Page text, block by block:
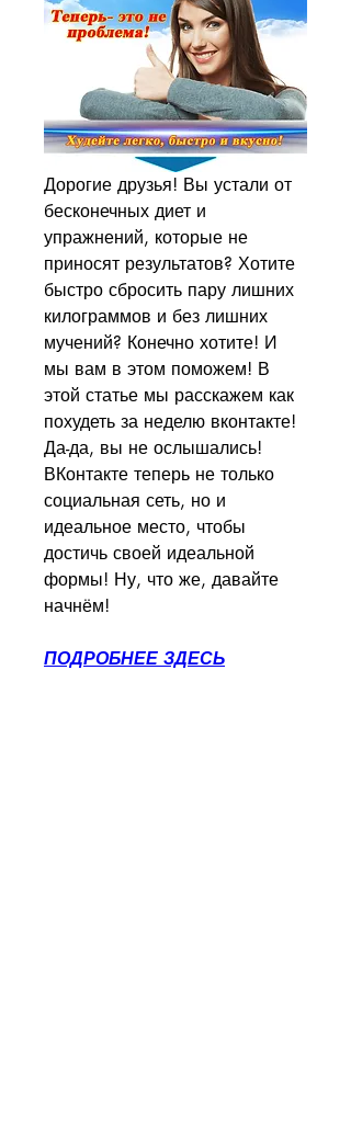
Дорогие друзья! Вы устали от
бесконечных диет и
упражнений, которые не
приносят результатов? Хотите
быстро сбросить пару лишних
килограммов и без лишних
мучений? Конечно хотите! И
мы вам в этом поможем! В
этой статье мы расскажем как
похудеть за неделю вконтакте!
Да-да, вы не ослышались!
ВКонтакте теперь не только
социальная сеть, но и
идеальное место, чтобы
достичь своей идеальной
формы! Ну, что же, давайте
начнём!
ПОДРОБНЕЕ ЗДЕСЬ